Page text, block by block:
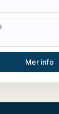
Mer info